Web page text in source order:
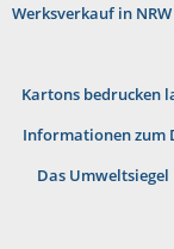
Werksverkauf in NRW
Kartons bedrucken
Informationen zum
Das Umweltsiegel